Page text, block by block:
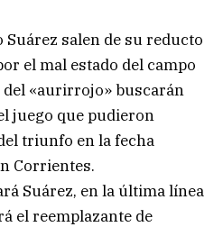
salen de su reducto
el mal estado del campo
del «aurirrojo» buscarán
juego que pudieron
triunfo en la fecha
Corrientes.
Suárez, en la última línea
el reemplazante de